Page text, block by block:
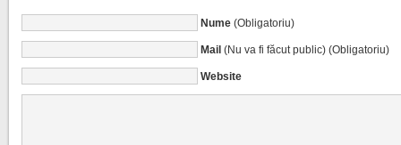
Nume(Obligatoriu)
Mail(Nu va fi făcut public) (Obligatoriu)
Website